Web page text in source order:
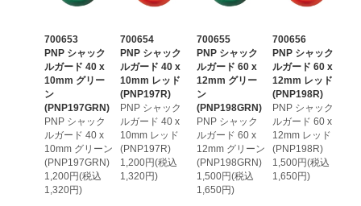
700653
PNP シャック
ルガード 40 x
10mm グリー
ン
(PNP197GRN)
PNP シャック
ルガード 40 x
10mm グリーン
(PNP197GRN)
1,200円(税込
1,320円)
700654
PNP シャック
ルガード 40 x
10mm レッド
(PNP197R)
PNP シャック
ルガード 40 x
10mm レッド
(PNP197R)
1,200円(税込
1,320円)
700655
PNP シャック
ルガード 60 x
12mm グリー
ン
(PNP198GRN)
PNP シャック
ルガード 60 x
12mm グリーン
(PNP198GRN)
1,500円(税込
1,650円)
700656
PNP シャック
ルガード 60 x
12mm レッド
(PNP198R)
PNP シャック
ルガード 60 x
12mm レッド
(PNP198R)
1,500円(税込
1,650円)